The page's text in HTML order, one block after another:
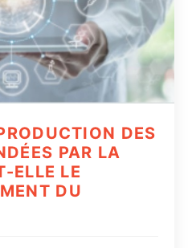
DES
PAR LA
ELLE LE
DU